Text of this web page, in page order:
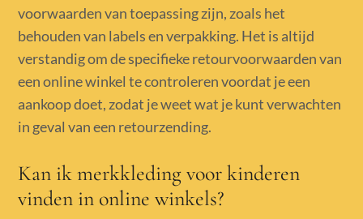
voorwaarden van toepassing zijn, zoals het
behouden van labels en verpakking. Het is altijd
verstandig om de specifieke retourvoorwaarden van
een online winkel te controleren voordat je een
aankoop doet, zodat je weet wat je kunt verwachten
in geval van een retourzending.
Kan ik merkkleding voor kinderen
vinden in online winkels?